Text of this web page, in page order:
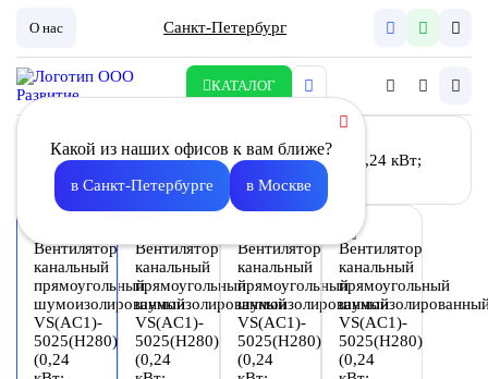
О нас Санкт-Петербург
КАТАЛОГ
Какой из наших офисов к вам ближе?
в Санкт-Петербурге в Москве